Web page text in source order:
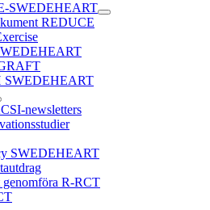
SWEDEHEART
REDUCE
SWEDEHEART
newsletters
SWEDEHEART
genomföra R-RCT